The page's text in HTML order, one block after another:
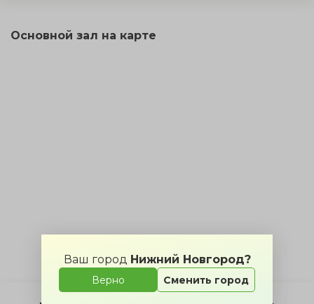
Ваш город Нижний Новгород?
Верно Сменить город
Основной зал на карте